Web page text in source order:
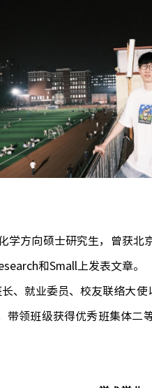
学方向硕士研究生，曾获北
和Small上发表文章。
、就业委员、校友联络大
带领班级获得优秀班集体二